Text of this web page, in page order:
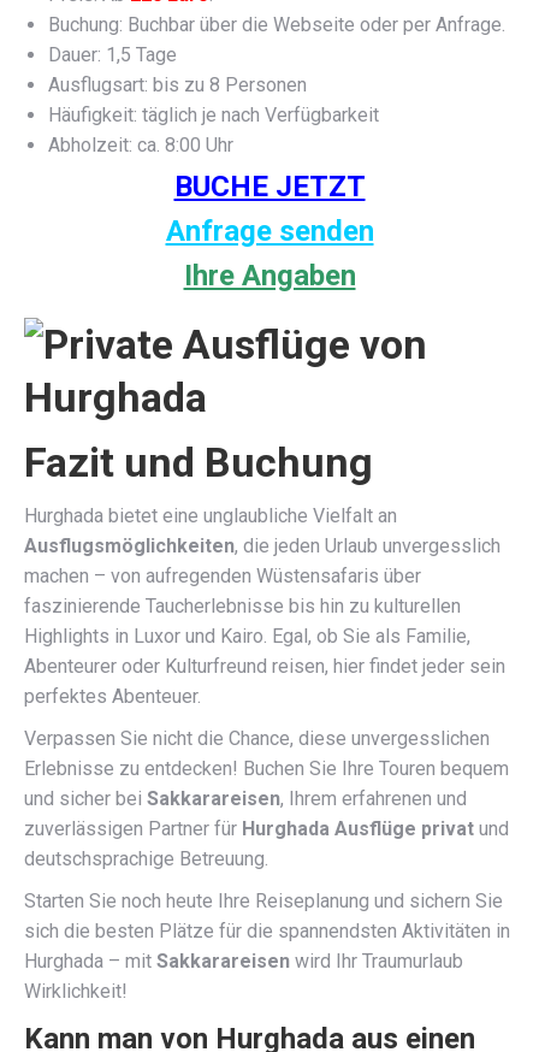
Buchung: Buchbar über die Webseite oder per Anfrage.
Dauer: 1,5 Tage
Ausflugsart: bis zu 8 Personen
Häufigkeit: täglich je nach Verfügbarkeit
Abholzeit: ca. 8:00 Uhr
BUCHE JETZT
Anfrage senden
Ihre Angaben
Fazit und Buchung
Hurghada bietet eine unglaubliche Vielfalt an
Ausflugsmöglichkeiten, die jeden Urlaub unvergesslich
machen – von aufregenden Wüstensafaris über
faszinierende Taucherlebnisse bis hin zu kulturellen
Highlights in Luxor und Kairo. Egal, ob Sie als Familie,
Abenteurer oder Kulturfreund reisen, hier findet jeder sein
perfektes Abenteuer.
Verpassen Sie nicht die Chance, diese unvergesslichen
Erlebnisse zu entdecken! Buchen Sie Ihre Touren bequem
und sicher bei Sakkarareisen, Ihrem erfahrenen und
zuverlässigen Partner für Hurghada Ausflüge privat und
deutschsprachige Betreuung.
Starten Sie noch heute Ihre Reiseplanung und sichern Sie
sich die besten Plätze für die spannendsten Aktivitäten in
Hurghada – mit Sakkarareisen wird Ihr Traumurlaub
Wirklichkeit!
Kann man von Hurghada aus einen